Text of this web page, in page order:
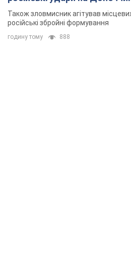
Також зловмисник агітував
російські збройні формування
годину тому 888